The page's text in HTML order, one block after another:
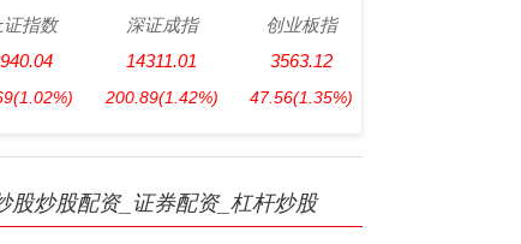
证指数
(1.02%)
深证成指
14311.01
200.89(1.42%)
创业板指
3563.12
47.56(1.35%)
股炒股配资_证券配资_杠杆炒股